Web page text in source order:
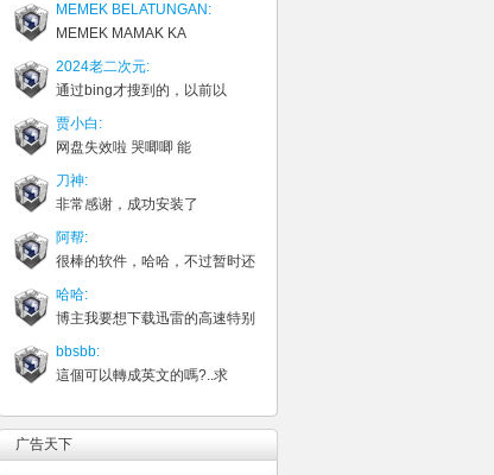
MEMEK BELATUNGAN:
MEMEK MAMAK KA
2024老二次元:
通过bing才搜到的，以前以
贾小白:
网盘失效啦 哭唧唧 能
刀神:
非常感谢，成功安装了
阿帮:
很棒的软件，哈哈，不过暂时还
哈哈:
博主我要想下载迅雷的高速特别
bbsbb:
這個可以轉成英文的嗎?..求
广告天下